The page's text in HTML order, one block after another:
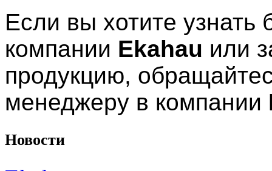
Если вы хотите узнать
компании Ekahau или
продукцию,
менеджеру в компании
Новости